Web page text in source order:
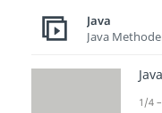
Java
Java
1/4